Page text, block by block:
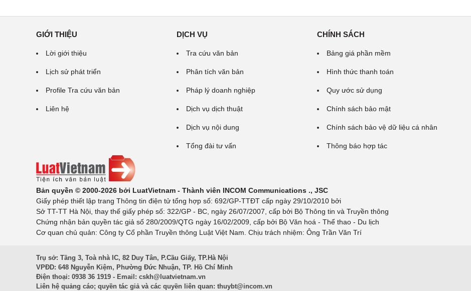
GIỚI THIỆU
Lời giới thiệu
Lịch sử phát triển
Profile Tra cứu văn bản
Liên hệ
DỊCH VỤ
Tra cứu văn bản
Phân tích văn bản
Pháp lý doanh nghiệp
Dịch vụ dịch thuật
Dịch vụ nội dung
Tổng đài tư vấn
CHÍNH SÁCH
Bảng giá phần mềm
Hình thức thanh toán
Quy ước sử dụng
Chính sách bảo mật
Chính sách bảo vệ dữ liệu cá nhân
Thông báo hợp tác
Bản quyền © 2000-2026 bởi LuatVietnam - Thành viên INCOM Communications ., JSC
Giấy phép thiết lập trang Thông tin điện tử tổng hợp số: 692/GP-TTĐT cấp ngày 29/10/2010 bởi
Sở TT-TT Hà Nội, thay thế giấy phép số: 322/GP - BC, ngày 26/07/2007, cấp bởi Bộ Thông tin và Truyền thông
Chứng nhận bản quyền tác giả số 280/2009/QTG ngày 16/02/2009, cấp bởi Bộ Văn hoá - Thể thao - Du lịch
Cơ quan chủ quản: Công ty Cổ phần Truyền thông Luật Việt Nam. Chịu trách nhiệm: Ông Trần Văn Trí
Trụ sở: Tầng 3, Toà nhà IC, 82 Duy Tân, P.Cầu Giấy, TP.Hà Nội
VPĐD: 648 Nguyễn Kiệm, Phường Đức Nhuận, TP. Hồ Chí Minh
Điện thoại: 0938 36 1919 - Email: cskh@luatvietnam.vn
Liên hệ quảng cáo; quyền tác giả và các quyền liên quan: thuybt@incom.vn